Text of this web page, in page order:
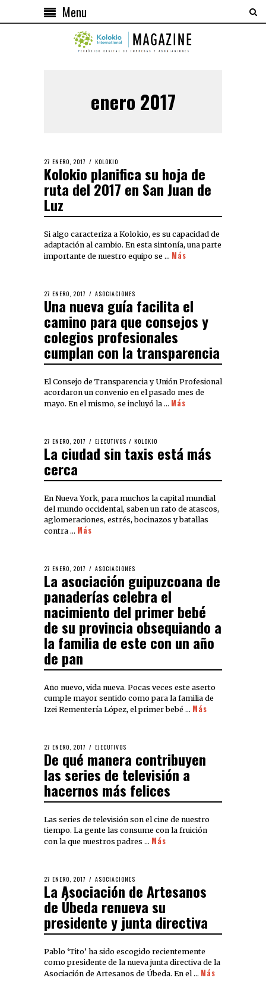
Menu
enero 2017
27 ENERO, 2017 KOLOKIO
Kolokio planifica su hoja de
ruta del 2017 en San Juan de
Luz
Si algo caracteriza a Kolokio, es su capacidad de
adaptación al cambio. En esta sintonía, una parte
importante de nuestro equipo se … Más
27 ENERO, 2017 ASOCIACIONES
Una nueva guía facilita el
camino para que consejos y
colegios profesionales
cumplan con la transparencia
El Consejo de Transparencia y Unión Profesional
acordaron un convenio en el pasado mes de
mayo. En el mismo, se incluyó la … Más
27 ENERO, 2017 EJECUTIVOS / KOLOKIO
La ciudad sin taxis está más
cerca
En Nueva York, para muchos la capital mundial
del mundo occidental, saben un rato de atascos,
aglomeraciones, estrés, bocinazos y batallas
contra … Más
27 ENERO, 2017 ASOCIACIONES
La asociación guipuzcoana de
panaderías celebra el
nacimiento del primer bebé
de su provincia obsequiando a
la familia de este con un año
de pan
Año nuevo, vida nueva. Pocas veces este aserto
cumple mayor sentido como para la familia de
Izei Rementería López, el primer bebé … Más
27 ENERO, 2017 EJECUTIVOS
De qué manera contribuyen
las series de televisión a
hacernos más felices
Las series de televisión son el cine de nuestro
tiempo. La gente las consume con la fruición
con la que nuestros padres … Más
27 ENERO, 2017 ASOCIACIONES
La Asociación de Artesanos
de Úbeda renueva su
presidente y junta directiva
Pablo ‘Tito’ ha sido escogido recientemente
como presidente de la nueva junta directiva de la
Asociación de Artesanos de Úbeda. En el … Más